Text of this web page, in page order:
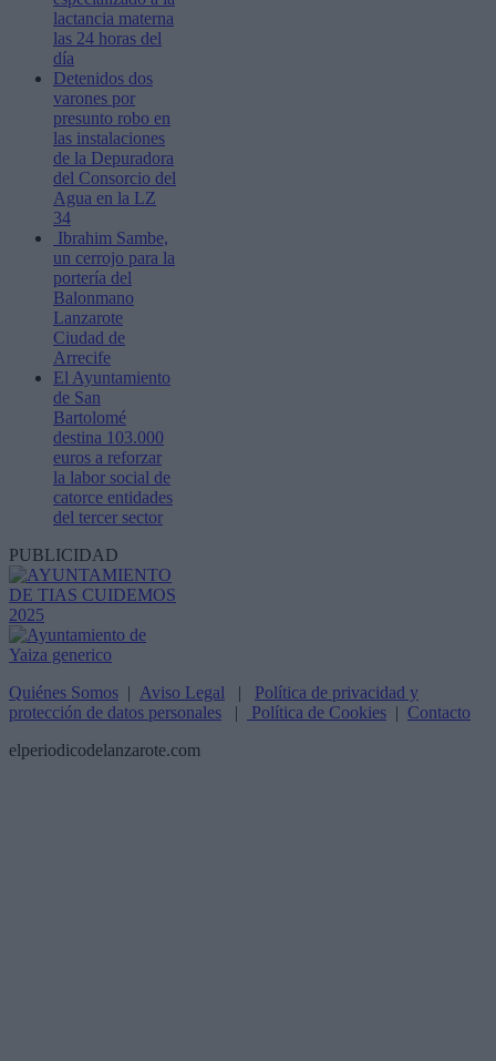
lactancia materna
las 24 horas del
día
Detenidos dos
varones por
presunto robo en
las instalaciones
de la Depuradora
del Consorcio del
Agua en la LZ
34
Ibrahim Sambe,
un cerrojo para la
portería del
Balonmano
Lanzarote
Ciudad de
Arrecife
El Ayuntamiento
de San
Bartolomé
destina 103.000
euros a reforzar
la labor social de
catorce entidades
del tercer sector
PUBLICIDAD
Quiénes Somos | Aviso Legal | Política de privacidad y
protección de datos personales | Política de Cookies | Contacto
elperiodicodelanzarote.com